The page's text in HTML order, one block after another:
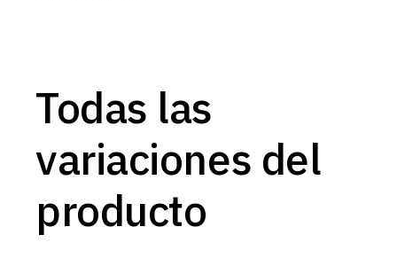
Todas las
variaciones del
producto